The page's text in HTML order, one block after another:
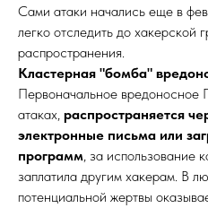
Сами атаки начались еще в
легко отследить до хакерской
распространения.
Кластерная "бомба"
Первоначальное вредоносное
атаках, распространяется
электронные письма или
программ, за использование
заплатила другим хакерам. В
потенциальной жертвы